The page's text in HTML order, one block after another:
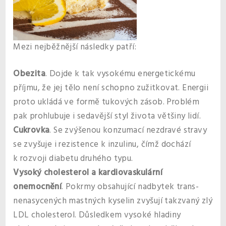
Mezi nejběžnější následky patří:
Obezita. Dojde k tak vysokému energetickému
příjmu, že jej tělo není schopno zužitkovat. Energii
proto ukládá ve formě tukových zásob. Problém
pak prohlubuje i sedavější styl života většiny lidí.
Cukrovka. Se zvýšenou konzumací nezdravé stravy
se zvyšuje i rezistence k inzulinu, čímž dochází
k rozvoji diabetu druhého typu.
Vysoký cholesterol a kardiovaskulární
onemocnění. Pokrmy obsahující nadbytek trans-
nenasycených mastných kyselin zvyšují takzvaný zlý
LDL cholesterol. Důsledkem vysoké hladiny